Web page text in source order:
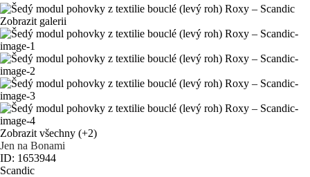
Zobrazit galerii
Zobrazit všechny (+2)
Jen na Bonami
ID: 1653944
Scandic